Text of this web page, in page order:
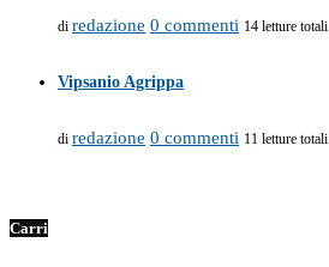
di redazione 0 commenti 14 letture totali
Vipsanio Agrippa
di redazione 0 commenti 11 letture totali
Carri